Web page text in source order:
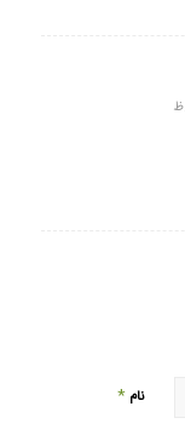
نام *